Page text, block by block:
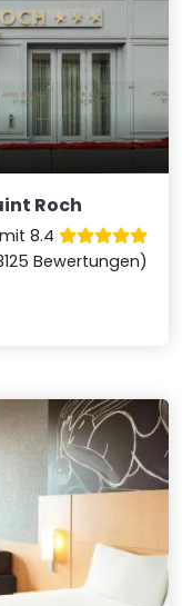
Roch
8.4
Bewertungen)